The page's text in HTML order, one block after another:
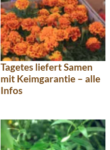
Tagetes liefert Samen
mit Keimgarantie – alle
Infos